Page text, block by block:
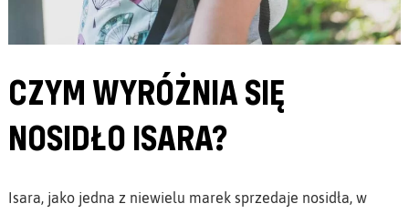
CZYM WYRÓŻNIA SIĘ
NOSIDŁO ISARA?
Isara, jako jedna z niewielu marek sprzedaje nosidła, w